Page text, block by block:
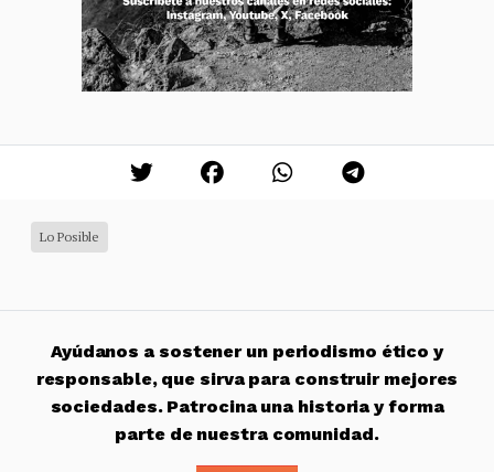
Lo Posible
Ayúdanos a sostener un periodismo ético y
responsable, que sirva para construir mejores
sociedades. Patrocina una historia y forma
parte de nuestra comunidad.